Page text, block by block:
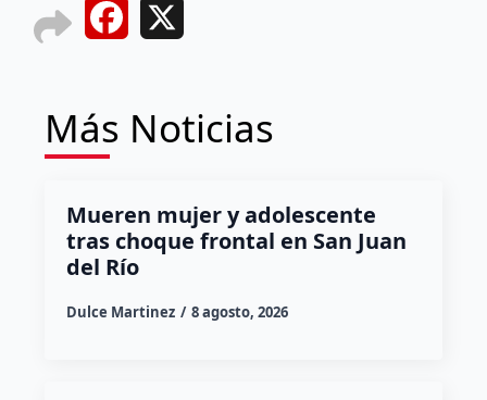
Facebook
Más Noticias
Mueren mujer y adolescente
tras choque frontal en San Juan
del Río
Dulce Martinez 8 agosto, 2026